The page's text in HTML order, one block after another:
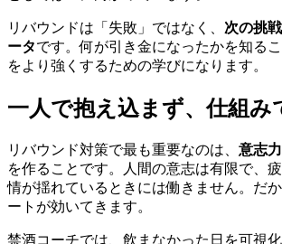
リバウンドは「失敗」ではなく、 次の挑
ータです。何が引き金になったかを知る
をより強くするための学びになります。
一人で抱え込まず、仕組み
リバウンド対策で最も重要なのは、 意志
を作ることです。人間の意志は有限で、
情が揺れているときには働きません。だ
ートが効いてきます。
禁酒コーチでは、飲まなかった日を可視